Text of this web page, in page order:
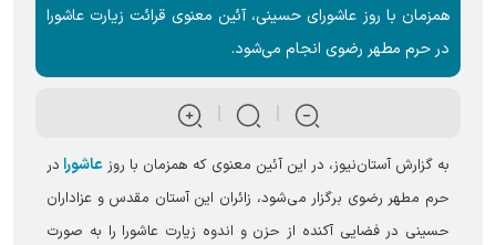
همزمان با روز عاشورای حسینی، آئین معنوی قرائت زیارت عاشورا
در حرم مطهر رضوی انجام می‌شود.
به گزارش آستان‌نیوز، در این آئین معنوی که همزمان با روز عاشورا در
حرم مطهر رضوی برگزار می‌شود، زائران این آستان مقدس و عزاداران
حسینی در فضایی آکنده از حزن و اندوه زیارت عاشورا را به صورت